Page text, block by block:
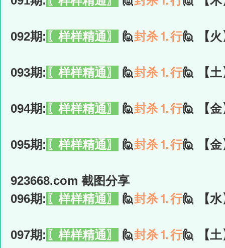
092期: 〖样样精通〗 🙋封杀⒈行🙋 【
093期: 〖样样精通〗 🙋封杀⒈行🙋 【
094期: 〖样样精通〗 🙋封杀⒈行🙋 【
095期: 〖样样精通〗 🙋封杀⒈行🙋 【
923668.com 截图分享
096期: 〖样样精通〗 🙋封杀⒈行🙋 【
097期: 〖样样精通〗 🙋封杀⒈行🙋 【